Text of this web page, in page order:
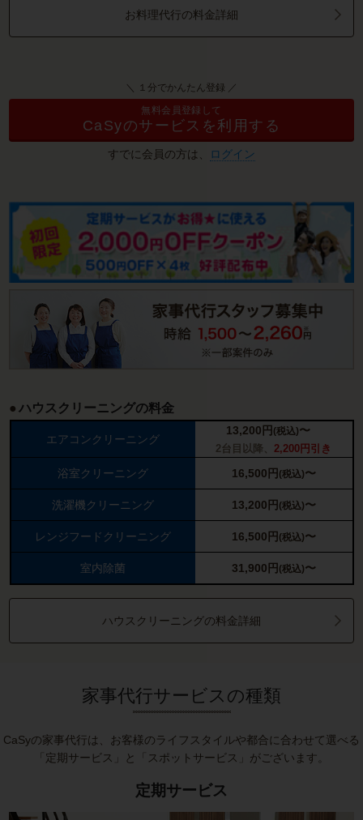
お料理代行の料金詳細
＼ １分でかんたん登録 ／
無料会員登録して
CaSyのサービスを利用する
すでに会員の方は、 ログイン
ハウスクリーニングの料金
エアコンクリーニング
13,200 円 (税込)〜
2台目以降、 2,200円引き
浴室クリーニング 16,500 円 (税込)〜
洗濯機クリーニング 13,200 円 (税込)〜
レンジフードクリーニング 16,500 円 (税込)〜
室内除菌 31,900 円 (税込)〜
ハウスクリーニングの料金詳細
家事代行サービスの種類
CaSyの家事代行は、お客様のライフスタイルや都合に合わせて選べる
「定期サービス」と「スポットサービス」がございます。
定期サービス